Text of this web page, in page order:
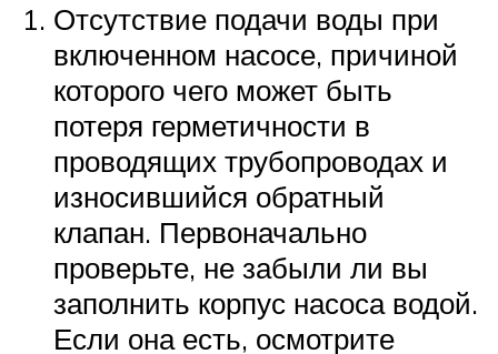
Отсутствие подачи воды при
включенном насосе, причиной
которого чего может быть
потеря герметичности в
проводящих трубопроводах и
износившийся обратный
клапан. Первоначально
проверьте, не забыли ли вы
заполнить корпус насоса водой.
Если она есть, осмотрите